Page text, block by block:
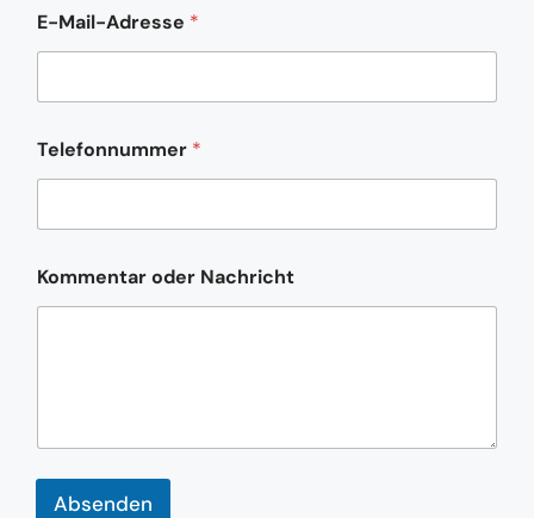
f
o
n
u
m
E-Mail-Adresse *
Telefonnummer *
Kommentar oder Nachricht
Absenden